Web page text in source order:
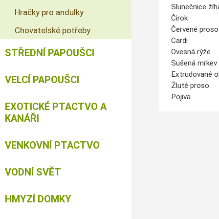
Slunečnice
Čirok
Červené proso
Cardi
Ovesná rýže
Sušená mrkev
Extrudované
Žluté proso
Pojiva
Hračky pro andulky
Chovatelské potřeby
STŘEDNÍ PAPOUŠCI
VELCÍ PAPOUŠCI
EXOTICKÉ PTACTVO A
KANÁŘI
VENKOVNÍ PTACTVO
VODNÍ SVĚT
HMYZÍ DOMKY